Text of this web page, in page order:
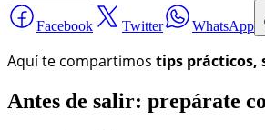
Facebook Twitter WhatsApp
Aquí te compartimos tips prácticos,
Antes de salir: prepárate